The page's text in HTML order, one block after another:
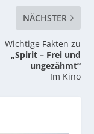
NÄCHSTER
Wichtige Fakten zu
„Spirit – Frei und
ungezähmt“
Im Kino